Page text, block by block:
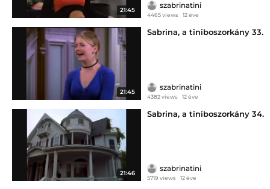
21:45
szabrinatini
4465 views 12 éve
21:45
Sabrina, a tiniboszorkány 33.
szabrinatini
4382 views 12 éve
21:46
Sabrina, a tiniboszorkány 34.
szabrinatini
5719 views 12 éve